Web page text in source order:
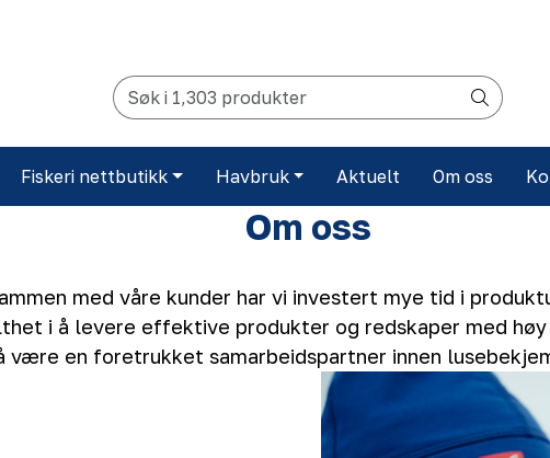
Fiskeri nettbutikk Havbruk Aktuelt Om oss
Om oss
med våre kunder har vi investert mye tid i
i å levere effektive produkter og redskaper med
være en foretrukket samarbeidspartner innen